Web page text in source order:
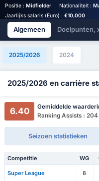
Positie : Midfielder Nationaliteit :
Jaarlijks salaris (Euro) : €10,000
Algemeen Doelpunten,
2025/2026 2024
2025/2026 en carrière
6.40
Gemiddelde
Ranking Assists :
Seizoen statistieken
Competitie WG
Super League 8